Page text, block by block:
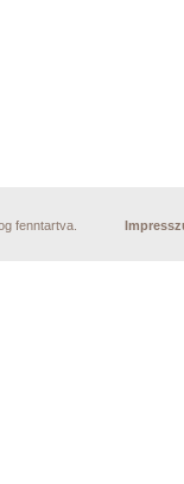
fenntartva.